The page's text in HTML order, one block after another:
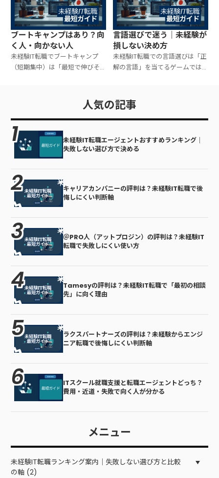
買う前に必ず確認すべきポイン
ト（目的・出口・支援の中身）
を整理します。
り方まで用意すれば、必要な情
報だけ回収して冷静に決められ
ます。
ブートキャンプはあり？向
く人・向かない人
未経験IT転職でブートキャンプ
（短期集中）は「最短で伸びそ
と合わない人がはっきり分かれ
ます。向き不向きの判断軸、後悔
しやすいパターン、参加前の準備
を整理します。
言語選びで迷う｜未経験が
損しない決め方
未経験IT転職での言語選びは「正
解の言語」を当てるゲームでは
択をするのがコツです。迷いを終
わらせる判断基準、選び方の手
順、選んだ後にブレない運用を
人気の記事
未経験IT転職エージェントおすすめランキング｜
失敗しない選び方で決める
キャリアカンパニーの評判は？未経験IT転職で後
悔しにくい判断軸
＠PRO人（アットプロジン）の評判は？未経験IT
転職で失敗しにくい使い方
Tamesyの評判は？未経験IT転職で「最初の相談
先」に向く理由
ラクスパートナーズの評判は？未経験からエンジ
ニア転職で後悔しにくい判断軸
ITスクール就職支援と転職エージェントどっち？
費用・近道・失敗で向く人が分かる
メニュー
未経験IT転職ランキング案内｜失敗しない選び方と比較
の軸 (2)